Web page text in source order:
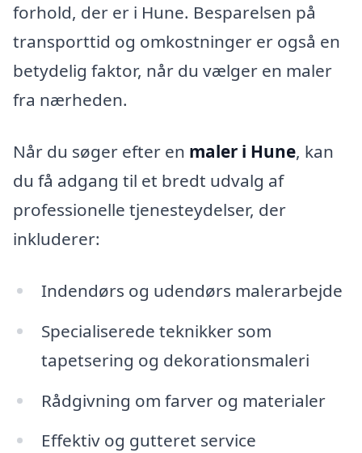
forhold, der er i Hune. Besparelsen på
transporttid og omkostninger er også en
betydelig faktor, når du vælger en maler
fra nærheden.
Når du søger efter en maler i Hune, kan
du få adgang til et bredt udvalg af
professionelle tjenesteydelser, der
inkluderer:
Indendørs og udendørs malerarbejde
Specialiserede teknikker som
tapetsering og dekorationsmaleri
Rådgivning om farver og materialer
Effektiv og gutteret service